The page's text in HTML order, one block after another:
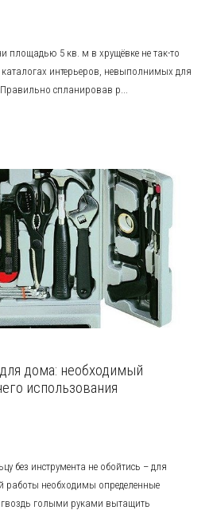
площадью 5 кв. м в хрущёвке не так-то
интерьеров, невыполнимых для
спланировав р...
дома: необходимый
использования
без инструмента не обойтись – для
необходимы определенные
голыми руками вытащить